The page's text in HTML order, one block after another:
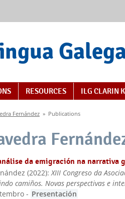
RESOURCES ILG CLARIN
Fernández » Publications
da emigración na narrativa
(2022):XIII Congreso da
camiños. Novas perspectivas e
- Presentación